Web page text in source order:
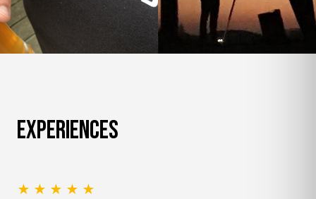
Experiences
★ ★ ★ ★ ★